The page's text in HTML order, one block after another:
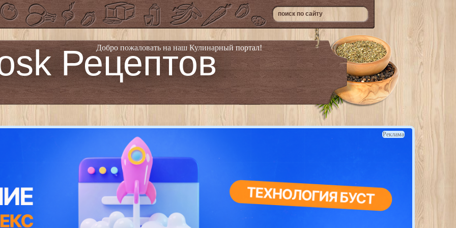
Добро пожаловать на наш Кулинарный портал!
Рецептов
Реклама